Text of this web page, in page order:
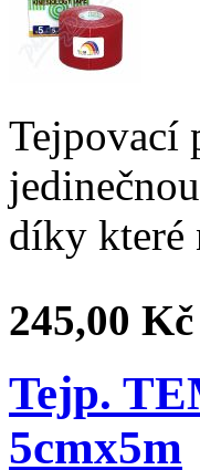
Tejpovací
díky které
245,00 Kč
Tejp.
5cmx5m